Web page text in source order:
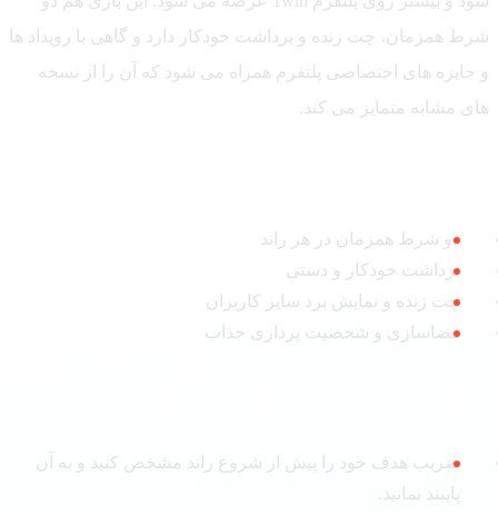
همزمان، چت زنده و برداشت خودکار دارد و گاهی با رویداد ها
های اختصاصی پلتفرم همراه می شود که آن را از نسخه
مشابه متمایز می کند.
دو شرط همزمان در هر راند
برداشت خودکار و دستی
چت زنده و نمایش برد سایر کاربران
فضاسازی و شخصیت پردازی جذاب
ضریب هدف خود را پیش از شروع راند مشخص کنید و به آن
پایبند بمانید.